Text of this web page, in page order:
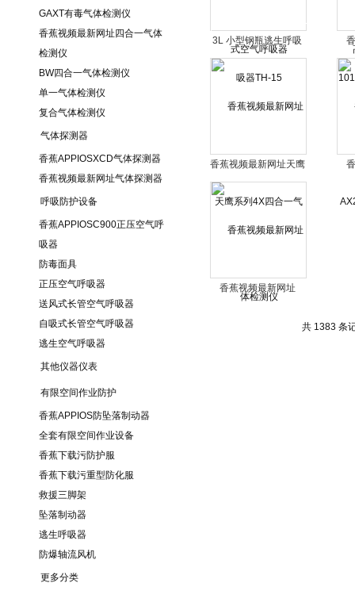
GAXT有毒气体检测仪
香蕉视频最新网址四合一气体
检测仪
BW四合一气体检测仪
单一气体检测仪
复合气体检测仪
气体探测器
香蕉APPIOSXCD气体探测器
香蕉视频最新网址气体探测器
呼吸防护设备
香蕉APPIOSC900正压空气呼
吸器
防毒面具
正压空气呼吸器
送风式长管空气呼吸器
自吸式长管空气呼吸器
逃生空气呼吸器
其他仪器仪表
有限空间作业防护
香蕉APPIOS防坠落制动器
全套有限空间作业设备
香蕉下载污防护服
香蕉下载污重型防化服
救援三脚架
坠落制动器
逃生呼吸器
防爆轴流风机
更多分类
3L 小型钢瓶逃生呼吸
器TH-15
香蕉视频最新网址天鹰
系列4X四合一气体检
测仪
香蕉视频最新网址
共 1383 条记